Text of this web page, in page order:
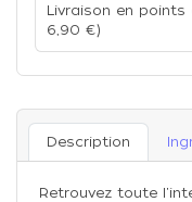
Livraison en
6,90 €)
Description
Retrouvez toute